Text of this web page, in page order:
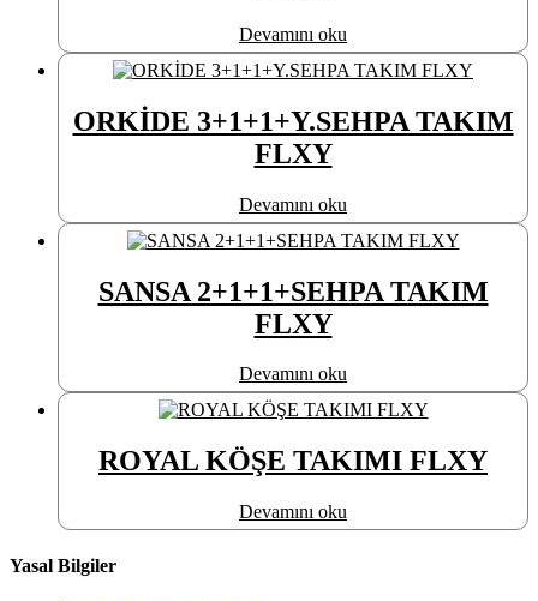
Devamını oku
ORKİDE 3+1+1+Y.SEHPA TAKIM
FLXY
Devamını oku
SANSA 2+1+1+SEHPA TAKIM
FLXY
Devamını oku
ROYAL KÖŞE TAKIMI FLXY
Devamını oku
Yasal Bilgiler